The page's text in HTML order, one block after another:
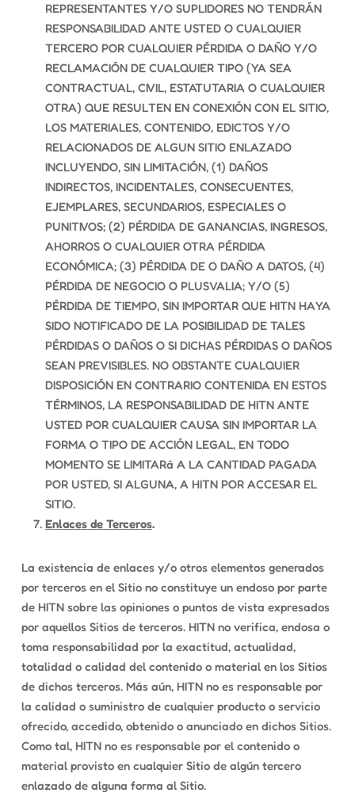
REPRESENTANTES Y/O SUPLIDORES NO TENDRÁN
RESPONSABILIDAD ANTE USTED O CUALQUIER
TERCERO POR CUALQUIER PÉRDIDA O DAÑO Y/O
RECLAMACIÓN DE CUALQUIER TIPO (YA SEA
CONTRACTUAL, CIVIL, ESTATUTARIA O CUALQUIER
OTRA) QUE RESULTEN EN CONEXIÓN CON EL SITIO,
LOS MATERIALES, CONTENIDO, EDICTOS Y/O
RELACIONADOS DE ALGUN SITIO ENLAZADO
INCLUYENDO, SIN LIMITACIÓN, (1) DAÑOS
INDIRECTOS, INCIDENTALES, CONSECUENTES,
EJEMPLARES, SECUNDARIOS, ESPECIALES O
PUNITIVOS; (2) PÉRDIDA DE GANANCIAS, INGRESOS,
AHORROS O CUALQUIER OTRA PÉRDIDA
ECONÓMICA; (3) PÉRDIDA DE O DAÑO A DATOS, (4)
PÉRDIDA DE NEGOCIO O PLUSVALIA; Y/O (5)
PÉRDIDA DE TIEMPO, SIN IMPORTAR QUE HITN HAYA
SIDO NOTIFICADO DE LA POSIBILIDAD DE TALES
PÉRDIDAS O DAÑOS O SI DICHAS PÉRDIDAS O DAÑOS
SEAN PREVISIBLES. NO OBSTANTE CUALQUIER
DISPOSICIÓN EN CONTRARIO CONTENIDA EN ESTOS
TÉRMINOS, LA RESPONSABILIDAD DE HITN ANTE
USTED POR CUALQUIER CAUSA SIN IMPORTAR LA
FORMA O TIPO DE ACCIÓN LEGAL, EN TODO
MOMENTO SE LIMITARá A LA CANTIDAD PAGADA
POR USTED, SI ALGUNA, A HITN POR ACCESAR EL
SITIO.
Enlaces de Terceros.
La existencia de enlaces y/o otros elementos generados
por terceros en el Sitio no constituye un endoso por parte
de HITN sobre las opiniones o puntos de vista expresados
por aquellos Sitios de terceros. HITN no verifica, endosa o
toma responsabilidad por la exactitud, actualidad,
totalidad o calidad del contenido o material en los Sitios
de dichos terceros. Más aún, HITN no es responsable por
la calidad o suministro de cualquier producto o servicio
ofrecido, accedido, obtenido o anunciado en dichos Sitios.
Como tal, HITN no es responsable por el contenido o
material provisto en cualquier Sitio de algún tercero
enlazado de alguna forma al Sitio.